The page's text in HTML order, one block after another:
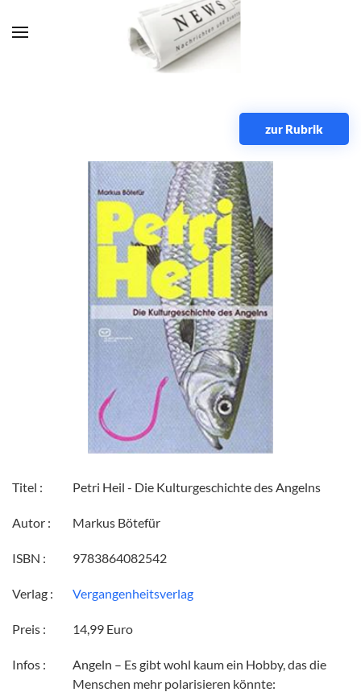
Zum Hauptinhalt springen
zur Rubrik
Titel : Petri Heil - Die Kulturgeschichte des Angelns
Autor : Markus Bötefür
ISBN : 9783864082542
Verlag : Vergangenheitsverlag
Preis : 14,99 Euro
Infos :
Angeln – Es gibt wohl kaum ein Hobby, das die
Menschen mehr polarisieren könnte: